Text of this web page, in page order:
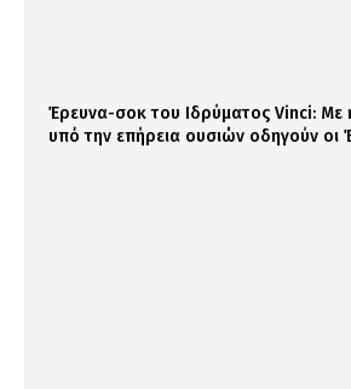
Έρευνα-σοκ του Ιδρύματος Vinci: Με
υπό την επήρεια ουσιών οδηγούν οι